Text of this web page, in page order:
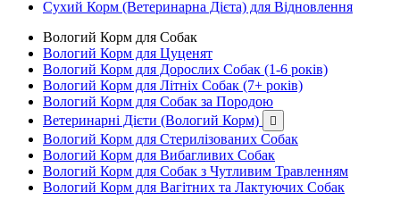
Сухий Корм (Ветеринарна Дієта) для Відновлення
Вологий Корм для Собак
Вологий Корм для Цуценят
Вологий Корм для Дорослих Собак (1-6 років)
Вологий Корм для Літніх Собак (7+ років)
Вологий Корм для Собак за Породою
Ветеринарні Дієти (Вологий Корм)

Вологий Корм для Стерилізованих Собак
Вологий Корм для Вибагливих Собак
Вологий Корм для Собак з Чутливим Травленням
Вологий Корм для Вагітних та Лактуючих Собак